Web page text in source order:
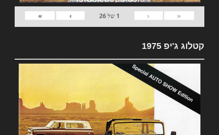
«
‹
1 של26
›
»
קטלוג ג'יפ 1975